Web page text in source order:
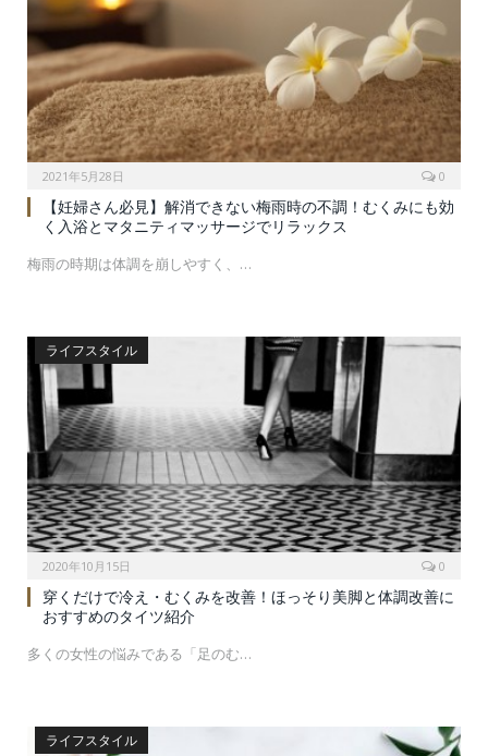
2021年5月28日 0
【妊婦さん必見】解消できない梅雨時の不調！むくみにも効
く入浴とマタニティマッサージでリラックス
梅雨の時期は体調を崩しやすく、…
ライフスタイル
2020年10月15日 0
穿くだけで冷え・むくみを改善！ほっそり美脚と体調改善に
おすすめのタイツ紹介
多くの女性の悩みである「足のむ…
ライフスタイル